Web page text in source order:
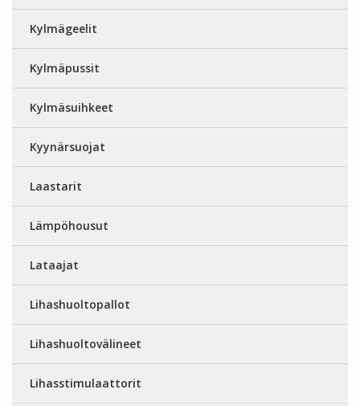
Kylmägeelit
Kylmäpussit
Kylmäsuihkeet
Kyynärsuojat
Laastarit
Lämpöhousut
Lataajat
Lihashuoltopallot
Lihashuoltovälineet
Lihasstimulaattorit